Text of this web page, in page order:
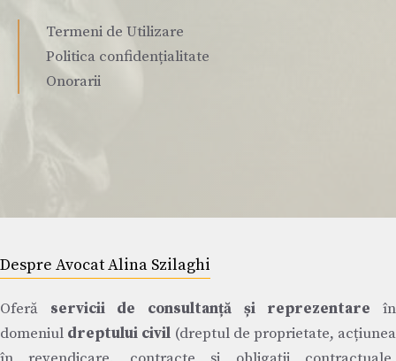
Termeni de Utilizare
Politica confidențialitate
Onorarii
Despre Avocat Alina Szilaghi
Oferă servicii de consultanță și reprezentare în
domeniul dreptului civil (dreptul de proprietate, acțiunea